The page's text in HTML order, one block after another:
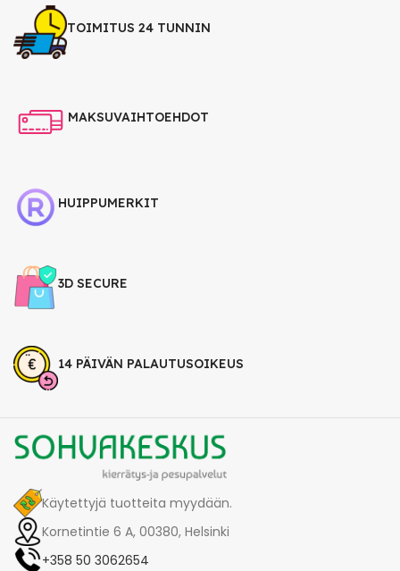
TOIMITUS 24 TUNNIN
MAKSUVAIHTOEHDOT
HUIPPUMERKIT
3D SECURE
14 PÄIVÄN PALAUTUSOIKEUS
Käytettyjä tuotteita myydään.
Kornetintie 6 A, 00380, Helsinki
+358 50 3062654